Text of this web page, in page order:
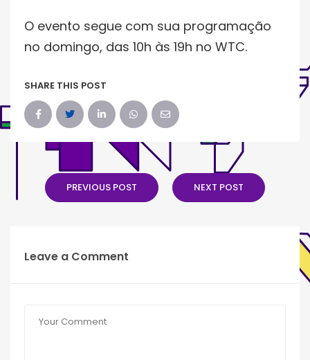
O evento segue com sua programação
no domingo, das 10h às 19h no WTC.
SHARE THIS POST
PREVIOUS POST NEXT POST
Leave a Comment